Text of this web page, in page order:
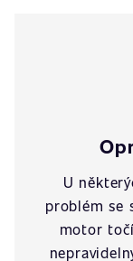
U
problém se
motor